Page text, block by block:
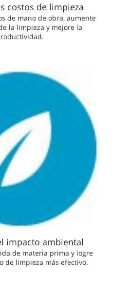
costos de limpieza
de mano de obra, aumente
la limpieza y mejore la
impacto ambiental
de materia prima y logre
de limpieza más efectivo.